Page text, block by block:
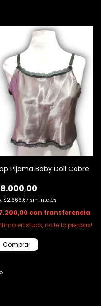
Pijama Baby Doll Cobre
x $2.666,67 sin interés
con transferencia
en stock, no te lo pierdas!